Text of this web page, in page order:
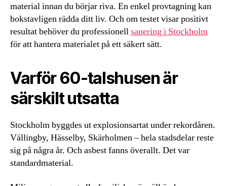
material innan du börjar riva. En enkel provtagning kan
bokstavligen rädda ditt liv. Och om testet visar positivt
resultat behöver du professionellsanering i Stockholm
för att hantera materialet på ett säkert sätt.
Varför 60-talshusen är
särskilt utsatta
Stockholm byggdes ut explosionsartat under rekordåren.
Vällingby, Hässelby, Skärholmen – hela stadsdelar reste
sig på några år. Och asbest fanns överallt. Det var
standardmaterial.